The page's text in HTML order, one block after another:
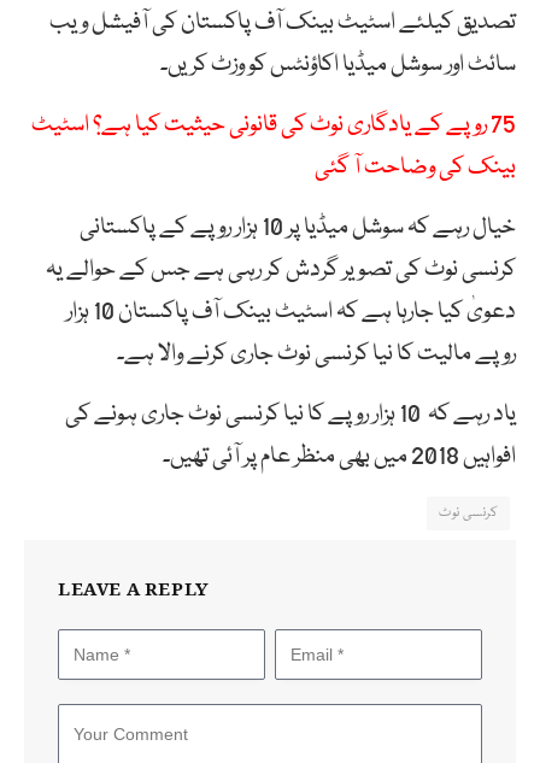
تصدیق کیلئے اسٹیٹ بینک آف پاکستان کی آفیشل ویب
سائٹ اور سوشل میڈیا اکاؤنٹس کو وزٹ کریں۔
75 روپے کے یادگاری نوٹ کی قانونی حیثیت کیا ہے؟ اسٹیٹ
بینک کی وضاحت آ گئی
خیال رہے کہ سوشل میڈیا پر 10 ہزار روپے کے پاکستانی
کرنسی نوٹ کی تصویر گردش کر رہی ہے جس کے حوالے یہ
دعویٰ کیا جارہا ہے کہ اسٹیٹ بینک آف پاکستان 10 ہزار
روپے مالیت کا نیا کرنسی نوٹ جاری کرنے والا ہے۔
یاد رہے کہ 10 ہزار روپے کا نیا کرنسی نوٹ جاری ہونے کی
افواہیں 2018 میں بھی منظر عام پر آئی تھیں۔
کرنسی نوٹ
LEAVE A REPLY